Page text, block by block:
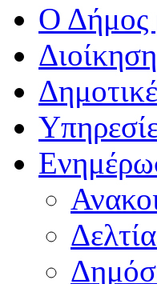
Ο Δήμος
Διοίκηση